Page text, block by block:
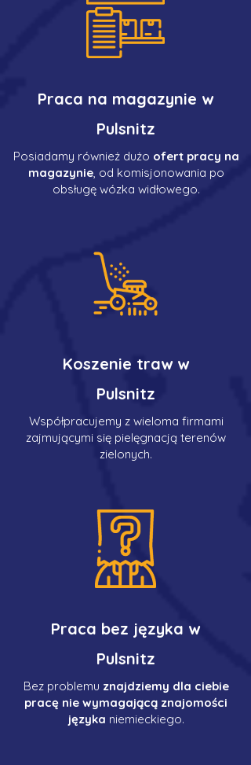
Praca na magazynie w
Pulsnitz
Posiadamy również dużo ofert pracy na
magazynie, od komisjonowania po
obsługę wózka widłowego.
Koszenie traw w
Pulsnitz
Współpracujemy z wieloma firmami
zajmującymi się pielęgnacją terenów
zielonych.
Praca bez języka w
Pulsnitz
Bez problemu znajdziemy dla ciebie
pracę nie wymagającą znajomości
języka niemieckiego.